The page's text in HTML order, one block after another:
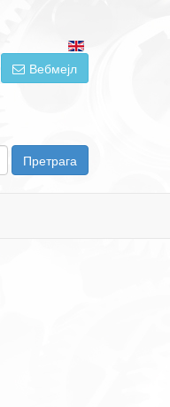
Вебмејл
Претрага